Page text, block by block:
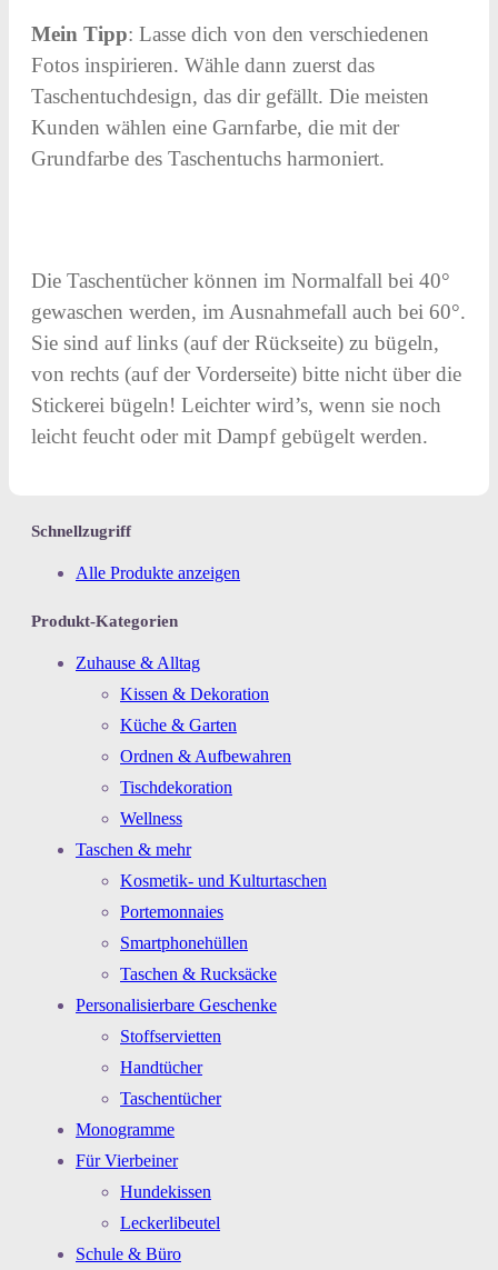
Mein Tipp: Lasse dich von den verschiedenen
Fotos inspirieren. Wähle dann zuerst das
Taschentuchdesign, das dir gefällt. Die meisten
Kunden wählen eine Garnfarbe, die mit der
Grundfarbe des Taschentuchs harmoniert.
Die Taschentücher können im Normalfall bei 40°
gewaschen werden, im Ausnahmefall auch bei 60°.
Sie sind auf links (auf der Rückseite) zu bügeln,
von rechts (auf der Vorderseite) bitte nicht über die
Stickerei bügeln! Leichter wird’s, wenn sie noch
leicht feucht oder mit Dampf gebügelt werden.
Schnellzugriff
Alle Produkte anzeigen
Produkt-Kategorien
Zuhause & Alltag
Kissen & Dekoration
Küche & Garten
Ordnen & Aufbewahren
Tischdekoration
Wellness
Taschen & mehr
Kosmetik- und Kulturtaschen
Portemonnaies
Smartphonehüllen
Taschen & Rucksäcke
Personalisierbare Geschenke
Stoffservietten
Handtücher
Taschentücher
Monogramme
Für Vierbeiner
Hundekissen
Leckerlibeutel
Schule & Büro